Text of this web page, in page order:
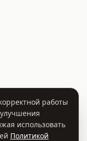
работы
использовать
Политикой